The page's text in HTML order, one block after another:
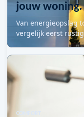
jouw woning.
Van energieopslag
vergelijk eerst
COMFORT